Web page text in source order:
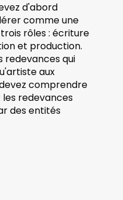
d'abord
comme une
rôles : écriture
et production.
redevances qui
aux
comprendre
redevances
des entités